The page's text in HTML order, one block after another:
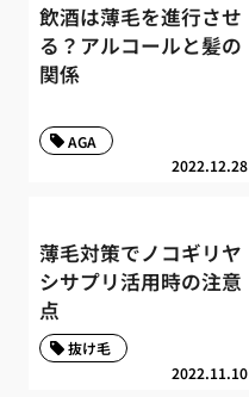
飲酒は薄毛を進行させ
る？アルコールと髪の
関係
2022.12.28
AGA
薄毛対策でノコギリヤ
シサプリ活用時の注意
点
2022.11.10
抜け毛